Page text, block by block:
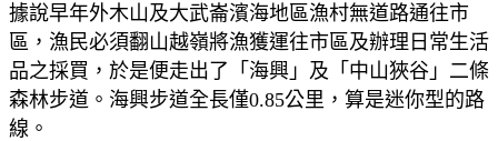
據說早年外木山及大武崙濱海地區漁村無道路通往市
區，漁民必須翻山越嶺將漁獲運往市區及辦理日常生活
品之採買，於是便走出了「海興」及「中山狹谷」二條
森林步道。海興步道全長僅0.85公里，算是迷你型的路
線。